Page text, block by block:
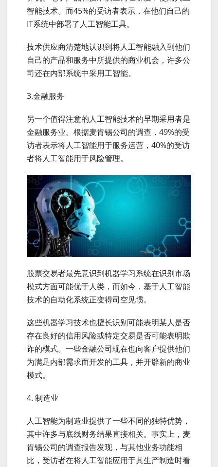
智能技术。而45%的受访者表示，在他们自己的
IT系统中部署了人工智能工具。
技术供应商清楚地认识到将人工智能融入到他们
自己的产品和服务中所提供的商业机会，许多公
司还在内部系统中采用工智能。
3.金融服务
另一个值得注意的人工智能技术的早期采用者是
金融服务业。根据麦肯锡公司的调查，49%的受
访者表示将人工智能用于服务运营，40%的受访
者将人工智能用于风险管理。
股票交易者最先意识到机器学习系统在识别市场
模式方面可能优于人类，而如今，基于人工智能
技术的自动化系统正变得司空见惯。
这些机器学习技术也擅长识别可能表明某人是否
存在良好的信用风险或特定交易是否可能表明欺
诈的模式。一些金融公司现在也向客户提供他们
为满足内部需求而开发的工具，并开辟新的商业
模式。
4. 制造业
人工智能为制造业提供了一些不同的独特优势，
其中许多与底线财务结果直接相关。事实上，麦
肯锡公司的调查报告发现，与其他业务功能相
比，受访者在将人工智能应用于其生产制造时看